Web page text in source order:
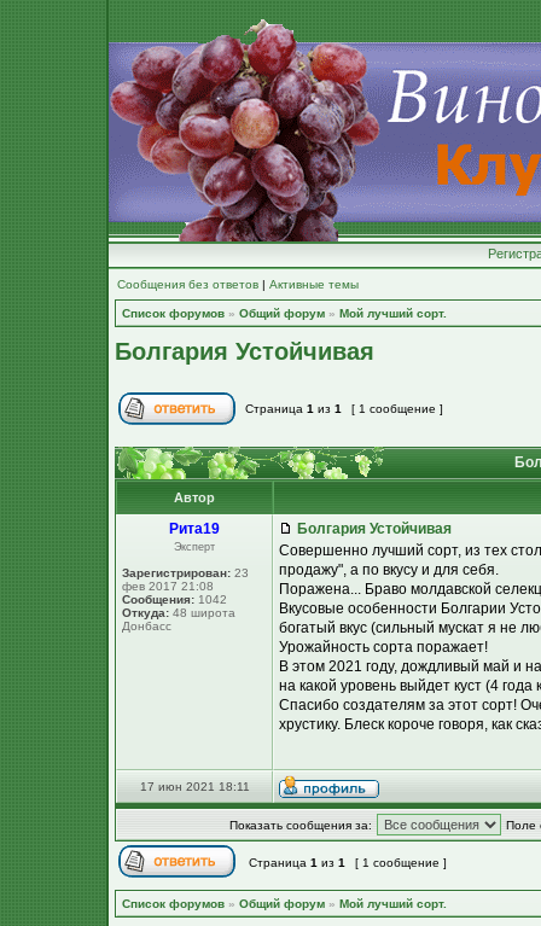
Сообщения без ответов | Активные темы
Список форумов » Общий форум » Мой лучший сорт.
Болгария Устойчивая
Страница 1 из 1 [ 1 сообщение ]
Автор
Рита19
Эксперт
Зарегистрирован: 23
фев 2017 21:08
Сообщения: 1042
Откуда: 48 широта
Донбасс
Болгария Устойчивая
Совершенно лучший сорт, из тех
продажу", а по вкусу и для себя.
Поражена... Браво молдавской
Вкусовые особенности Болгарии
богатый вкус (сильный мускат я не
Урожайность сорта поражает!
В этом 2021 году, дождливый май и
на какой уровень выйдет куст (4
Спасибо создателям за этот сорт!
хрустику. Блеск короче говоря, как
17 июн 2021 18:11
Показать сообщения за: Поле
Страница 1 из 1 [ 1 сообщение ]
Список форумов » Общий форум » Мой лучший сорт.